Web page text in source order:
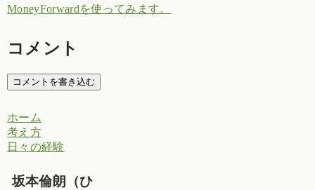
MoneyForwardを使ってみます。
コメント
コメントを書き込む
ホーム
考え方
日々の経験
坂本倫朗（ひ